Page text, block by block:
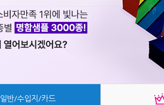
일반/수입지/카드